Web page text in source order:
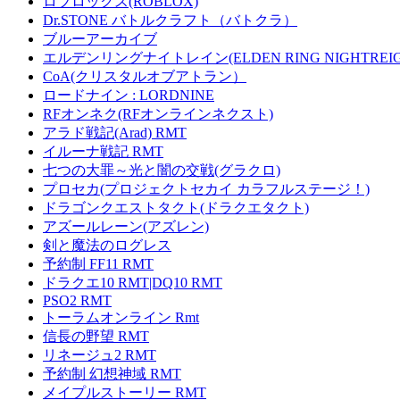
Dr.STONE バトルクラフト（バトクラ）
ブルーアーカイブ
エルデンリングナイトレイン(ELDEN RING
CoA(クリスタルオブアトラン）
ロードナイン : LORDNINE
RFオンネク(RFオンラインネクスト)
アラド戦記(Arad) RMT
イルーナ戦記 RMT
七つの大罪～光と闇の交戦(グラクロ)
プロセカ(プロジェクトセカイ カラフルステージ！)
ドラゴンクエストタクト(ドラクエタクト)
アズールレーン(アズレン)
剣と魔法のログレス
予約制 FF11 RMT
ドラクエ10 RMT|DQ10 RMT
PSO2 RMT
トーラムオンライン Rmt
信長の野望 RMT
リネージュ2 RMT
予約制 幻想神域 RMT
メイプルストーリー RMT